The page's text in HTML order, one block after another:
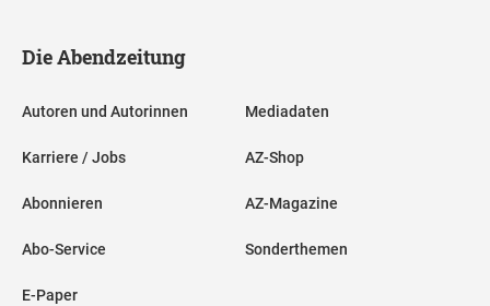
Die Abendzeitung
Autoren und Autorinnen
Karriere / Jobs
Abonnieren
Abo-Service
E-Paper
Mediadaten
AZ-Shop
AZ-Magazine
Sonderthemen